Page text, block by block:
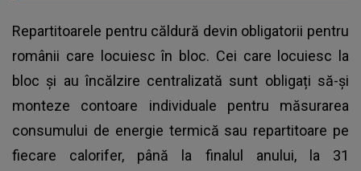
Repartitoarele pentru căldură devin obligatorii pentru
românii care locuiesc în bloc. Cei care locuiesc la
bloc și au încălzire centralizată sunt obligați să-și
monteze contoare individuale pentru măsurarea
consumului de energie termică sau repartitoare pe
fiecare calorifer, până la finalul anului, la 31